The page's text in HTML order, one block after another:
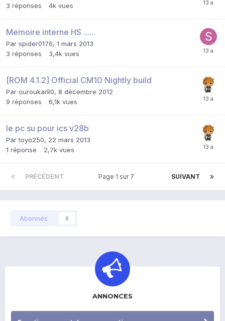
3 réponses 4k vues
Memoire interne HS ......
Par spider0176, 1 mars 2013
3 réponses 3,4k vues
[ROM 4.1.2] Official CM10 Nightly build
Par ouroukai90, 8 décembre 2012
9 réponses 6,1k vues
le pc su pour ics v28b
Partoyo250, 22 mars 2013
1 réponse 2,7k vues
PRÉCÉDENT SUIVANT
Page 1 sur 7
Abonnés 0
ANNONCES